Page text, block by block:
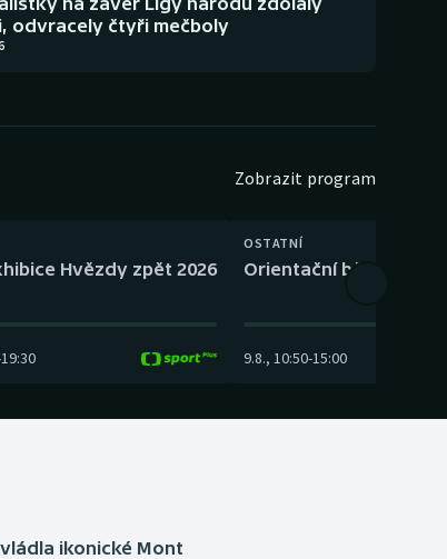
odvracely čtyři mečboly
Zobrazit program
Hvězdy zpět 2026
19:30
OSTATNÍ
Orientační běh: SP
9.8., 10:50-15:00
ikonické Mont